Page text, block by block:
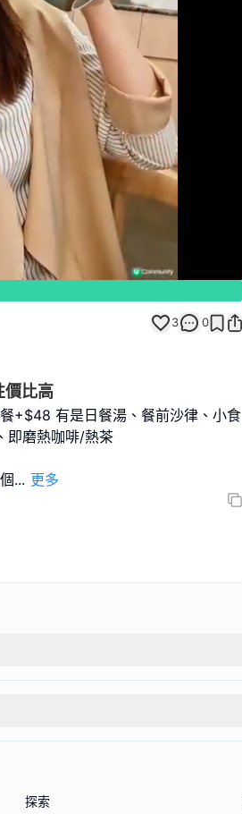
Loaded:
100.00%
3 0
價比高
+$48 有是日餐湯、餐前沙律、小食
即磨熱咖啡/熱茶
... 更多
探索